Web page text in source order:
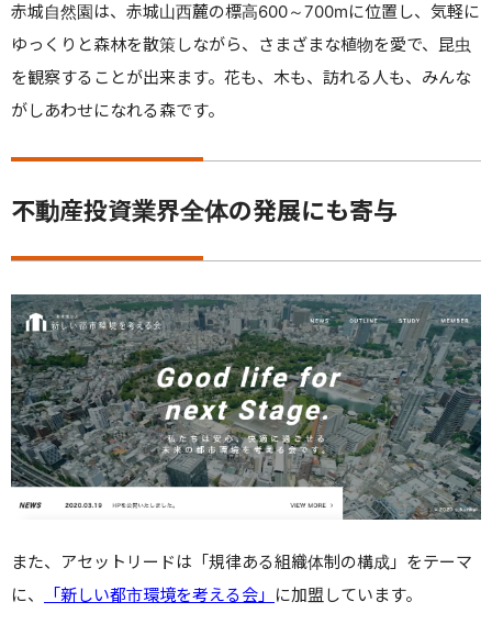
赤城自然園は、赤城山西麓の標高600～700mに位置し、気軽に
ゆっくりと森林を散策しながら、さまざまな植物を愛で、昆虫
を観察することが出来ます。花も、木も、訪れる人も、みんな
がしあわせになれる森です。
不動産投資業界全体の発展にも寄与
また、アセットリードは「規律ある組織体制の構成」をテーマ
に、
「新しい都市環境を考える会」 に加盟しています。